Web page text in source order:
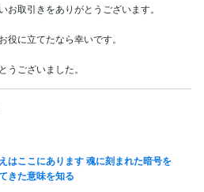
お取引きをありがとうございます。
役に立てたなら幸いです。
うございました。
はここにあります 魂に刻まれた暗号を
きた意味を知る